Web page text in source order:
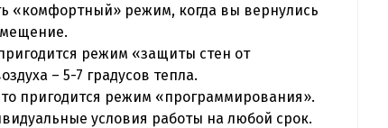
«комфортный» режим, когда вы вернулись
режим «защиты стен от
– 5-7 градусов тепла.
пригодится режим «программирования».
условия работы на любой срок.